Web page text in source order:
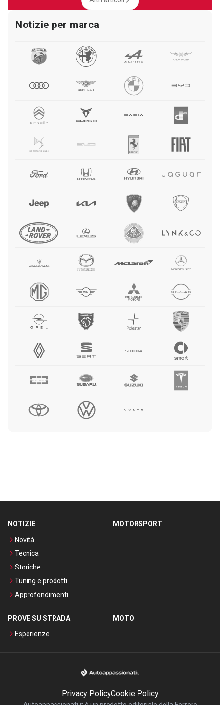
Notizie per marca
NOTIZIE
Novità
Tecnica
Storiche
Tuning e prodotti
Approfondimenti
MOTORSPORT
PROVE SU STRADA
Esperienze
MOTO
Privacy PolicyCookie Policy